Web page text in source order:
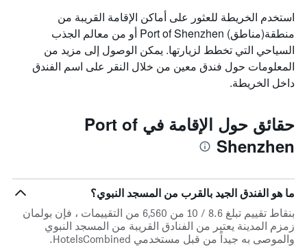
استخدم الخريطة للعثور على أماكن الإقامة القريبة من
منطقة(مناطق) Port of Shenzhen أو من معالم الجذب
السياحي التي تخطط لزيارتها. يمكن الوصول إلى مزيد من
المعلومات حول فندق معين من خلال النقر على اسم الفندق
داخل الخريطة.
حقائق حول الإقامة في Port of
Shenzhen
ما هو الفندق الجيد بالقرب من المسجد النبوي؟
بنقاط تقييم تبلغ 8.6 / 10 من 6,560 من التقييمات ، فإن بولمان
زمزم المدينة يعتبر من الفنادق القريبة من المسجد النبوي
والموصى به جيداً من قبل مستخدمي HotelsCombined.